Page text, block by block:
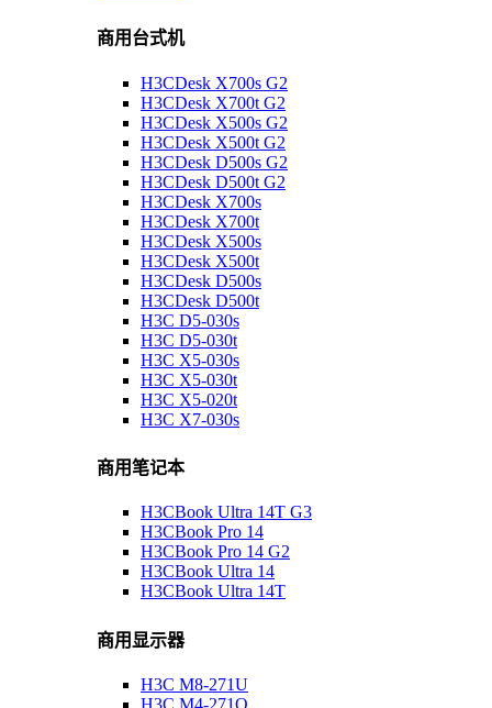
商用台式机
H3CDesk X700s G2
H3CDesk X700t G2
H3CDesk X500s G2
H3CDesk X500t G2
H3CDesk D500s G2
H3CDesk D500t G2
H3CDesk X700s
H3CDesk X700t
H3CDesk X500s
H3CDesk X500t
H3CDesk D500s
H3CDesk D500t
H3C D5-030s
H3C D5-030t
H3C X5-030s
H3C X5-030t
H3C X5-020t
H3C X7-030s
商用笔记本
H3CBook Ultra 14T G3
H3CBook Pro 14
H3CBook Pro 14 G2
H3CBook Ultra 14
H3CBook Ultra 14T
商用显示器
H3C M8-271U
H3C M4-271Q